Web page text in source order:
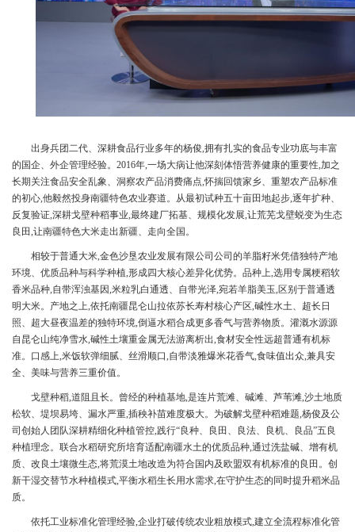
出身兵团二代、深耕食品行业多年的杨俊,拥有扎实的食品专业功底与丰富
的国企、外企管理经验。2016年,一场大病让他深刻体悟营养健康的重要性,加之
长期关注食品安全乱象、洞察农产品消费痛点,怀揣回馈家乡、重塑农产品标准
的初心,他毅然投身南疆特色农业赛道。从最初试种五十亩田地起步,逐年扩种、
反复验证,深耕戈壁种稻事业,最终建厂拓基、规模化发展,让荒芜戈壁蜕变为生态
良田,让南疆特色大米走出新疆、走向全国。
相较于普通大米,金色沙垦农业发展有限公司公司的羊脂籽米凭借独特产地
环境、优质品种与科学种植,形成四大核心差异化优势。品种上,选用专属粳稻软
香米品种,自带浑浊基因,米粒乳白通透、自带光泽,宛若羊脂美玉,区别于普通透
明大米。产地之上,依托南疆昆仑山拉依苏长寿村核心产区,碱性水土、超长日
照、超大昼夜温差的独特环境,倒逼水稻合成更多香气与营养物质。灌溉水源源
自昆仑山纯净雪水,碱性土壤重金属无法游离析出,食材安全性远超普通有机标
准。口感上,米饭软弹细腻、丝滑顺口,自带淡雅爆米花香气,食味值出众,兼具安
全、美味与营养三重价值。
戈壁种稻,道阻且长。曾经的种植基地,是连片荒滩、碱滩、芦苇滩,沙土地质
松软、堤坝易垮、漏水严重,插秧补苗难度极大。为破解戈壁种稻难题,杨俊及公
司创始人团队深耕精细化种植管控,践行“良种、良田、良法、良机、良品”五良
种植理念。联合水稻研究所培育适配南疆水土的优质品种,通过洗盐碱、增有机
质、改良土壤微生态,将荒漠土地改造为符合国内及欧盟双有机标准的良田。创
新干湿交替节水种植模式,平衡水稻生长用水需求,在守护生态的同时提升稻米品
质。
依托工业标准化管理经验,企业打破传统农业粗放模式,建立全流程标准化管